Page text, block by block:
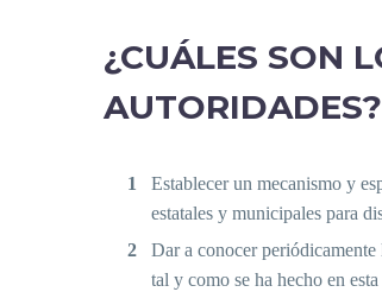
¿CUÁLES SON
AUTORIDADES?
Establecer un mecanismo y
estatales y municipales para
Dar a conocer
tal y como se ha hecho en